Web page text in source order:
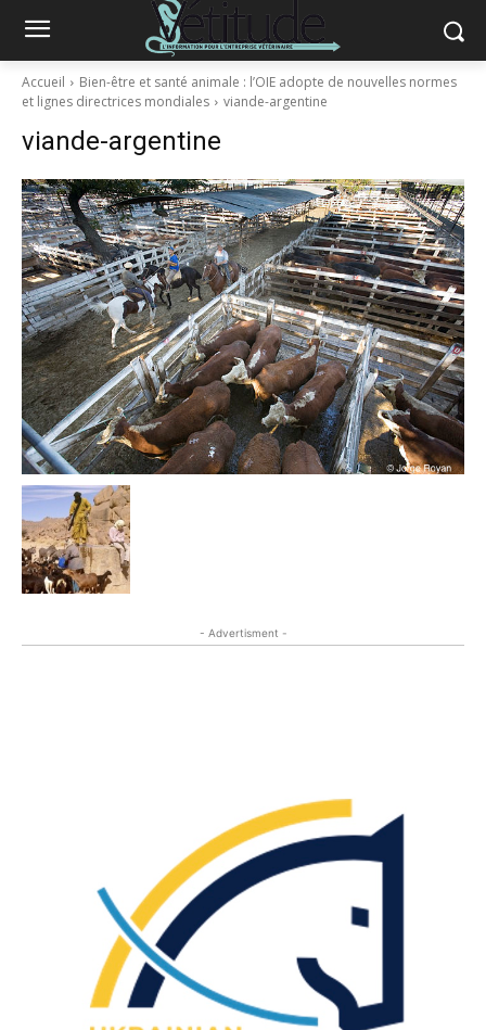
Accueil
Bien-être et santé animale : l’OIE adopte de nouvelles normes
et lignes directrices mondiales
viande-argentine
viande-argentine
- Advertisment -